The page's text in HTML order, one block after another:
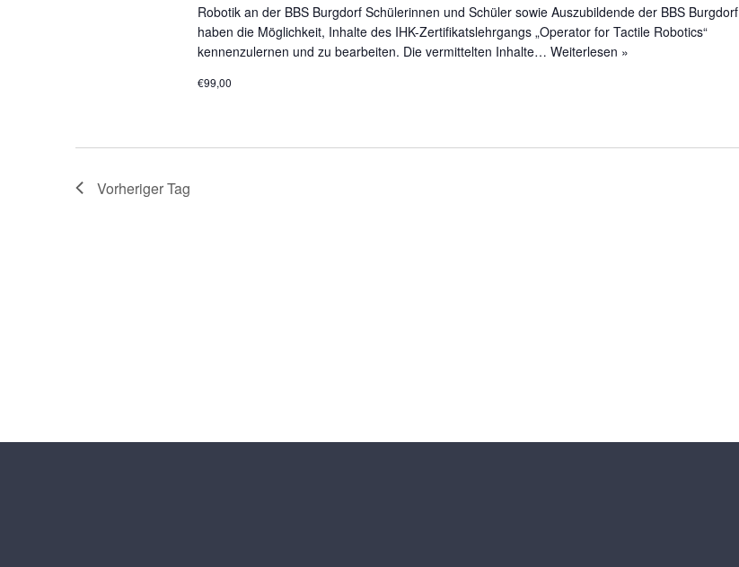
Robotik an der BBS Burgdorf Schülerinnen und Schüler sowie Auszubildende der BBS Burgdorf
haben die Möglichkeit, Inhalte des IHK-Zertifikatslehrgangs „Operator for Tactile Robotics“
kennenzulernen und zu bearbeiten. Die vermittelten Inhalte… Weiterlesen »
€99,00
Vorheriger Tag